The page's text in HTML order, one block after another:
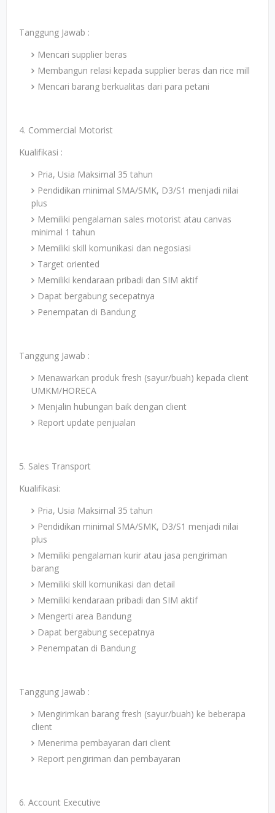
Tanggung Jawab :
Mencari supplier beras
Membangun relasi kepada supplier beras dan rice mill
Mencari barang berkualitas dari para petani
4. Commercial Motorist
Kualifikasi :
Pria, Usia Maksimal 35 tahun
Pendidikan minimal SMA/SMK, D3/S1 menjadi nilai
plus
Memiliki pengalaman sales motorist atau canvas
minimal 1 tahun
Memiliki skill komunikasi dan negosiasi
Target oriented
Memiliki kendaraan pribadi dan SIM aktif
Dapat bergabung secepatnya
Penempatan di Bandung
Tanggung Jawab :
Menawarkan produk fresh (sayur/buah) kepada client
UMKM/HORECA
Menjalin hubungan baik dengan client
Report update penjualan
5. Sales Transport
Kualifikasi:
Pria, Usia Maksimal 35 tahun
Pendidikan minimal SMA/SMK, D3/S1 menjadi nilai
plus
Memiliki pengalaman kurir atau jasa pengiriman
barang
Memiliki skill komunikasi dan detail
Memiliki kendaraan pribadi dan SIM aktif
Mengerti area Bandung
Dapat bergabung secepatnya
Penempatan di Bandung
Tanggung Jawab :
Mengirimkan barang fresh (sayur/buah) ke beberapa
client
Menerima pembayaran dari client
Report pengiriman dan pembayaran
6. Account Executive